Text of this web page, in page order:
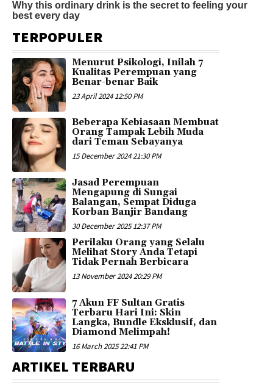
TERPOPULER
Menurut Psikologi, Inilah 7
Kualitas Perempuan yang
Benar-benar Baik
23 April 2024 12:50 PM
Beberapa Kebiasaan Membuat
Orang Tampak Lebih Muda
dari Teman Sebayanya
15 December 2024 21:30 PM
Jasad Perempuan
Mengapung di Sungai
Balangan, Sempat Diduga
Korban Banjir Bandang
30 December 2025 12:37 PM
Perilaku Orang yang Selalu
Melihat Story Anda Tetapi
Tidak Pernah Berbicara
13 November 2024 20:29 PM
7 Akun FF Sultan Gratis
Terbaru Hari Ini: Skin
Langka, Bundle Eksklusif, dan
Diamond Melimpah!
16 March 2025 22:41 PM
ARTIKEL TERBARU